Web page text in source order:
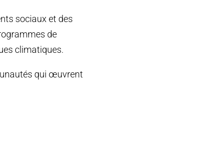
sociaux et des
de
climatiques.
qui œuvrent